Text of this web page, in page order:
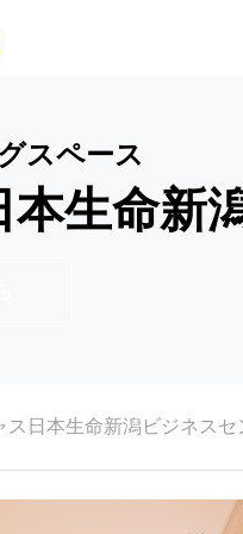
スペース
本生命新
ス日本生命新潟ビジネスセ